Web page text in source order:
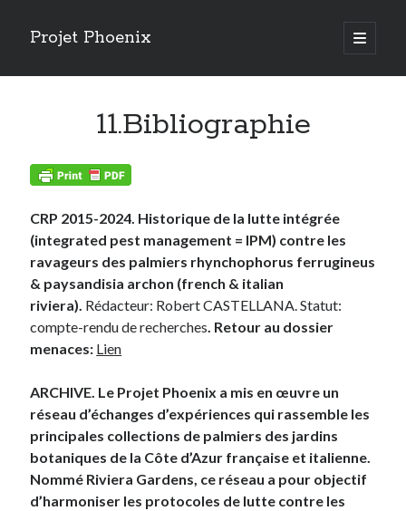
Projet Phoenix
open
primary
Sidebar
RISQUE DE CHUTES DE PALMIERS
Risques phytosanitaires et logiques d’acteurs
RENDEZ VOUS AUX JARDINS 2024
LUTTE PAR INJECTION (ARECAP 2023)
STERILE INSECT TECHNIQUE (SALVADEGLET 2023)
BIOCONTROLE (SAUVONS NOS PALMIERS 2023)
CHAMPIGNONS ENTOMOPATHOGENES
ETAT DE LA LUTTE 2022
11.Bibliographie
CRP 2015-2024. Historique de la lutte intégrée
(integrated pest management = IPM) contre les
ravageurs des palmiers rhynchophorus ferrugineus
& paysandisia archon (french & italian
riviera). Rédacteur: Robert CASTELLANA. Statut:
compte-rendu de recherches. Retour au dossier
menaces: Lien
ARCHIVE. Le Projet Phoenix a mis en œuvre un
réseau d’échanges d’expériences qui rassemble les
principales collections de palmiers des jardins
botaniques de la Côte d’Azur française et italienne.
Nommé Riviera Gardens, ce réseau a pour objectif
d’harmoniser les protocoles de lutte contre les